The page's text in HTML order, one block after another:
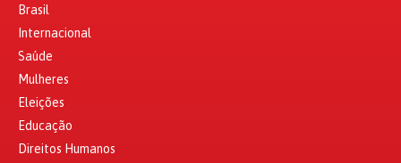
Brasil
Internacional
Saúde
Mulheres
Eleições
Educação
Direitos Humanos